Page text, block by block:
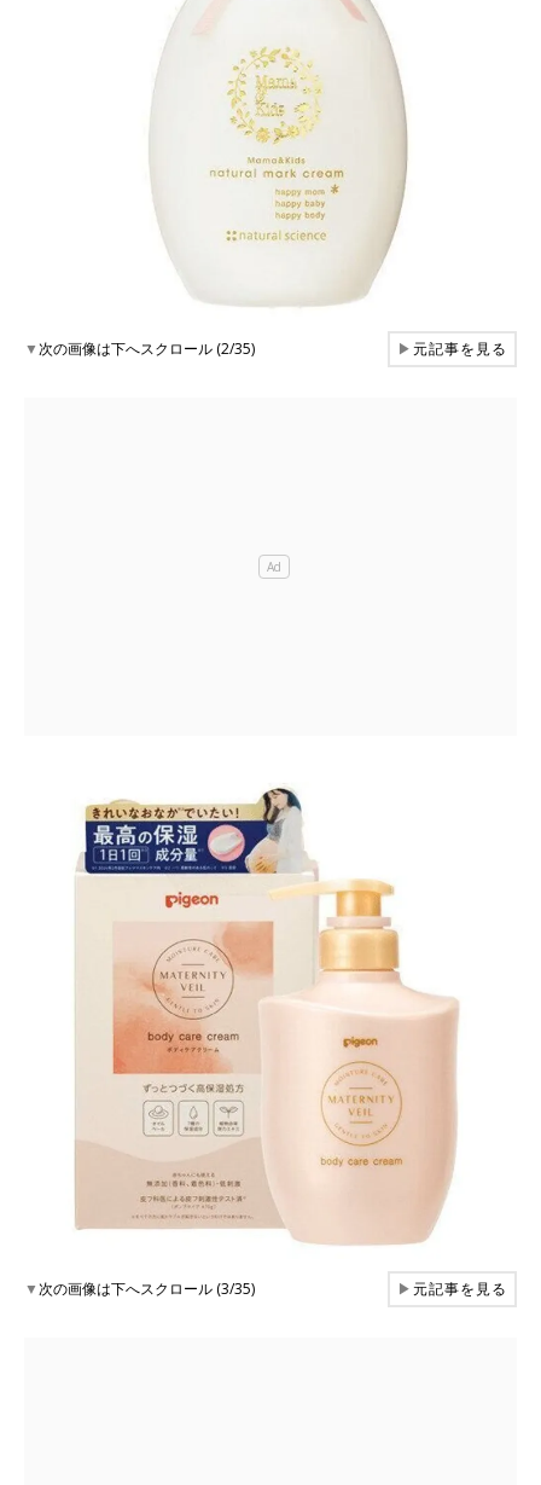
▼次の画像は下へスクロール (2/35) ▶元記事を見る
▼次の画像は下へスクロール (3/35) ▶元記事を見る